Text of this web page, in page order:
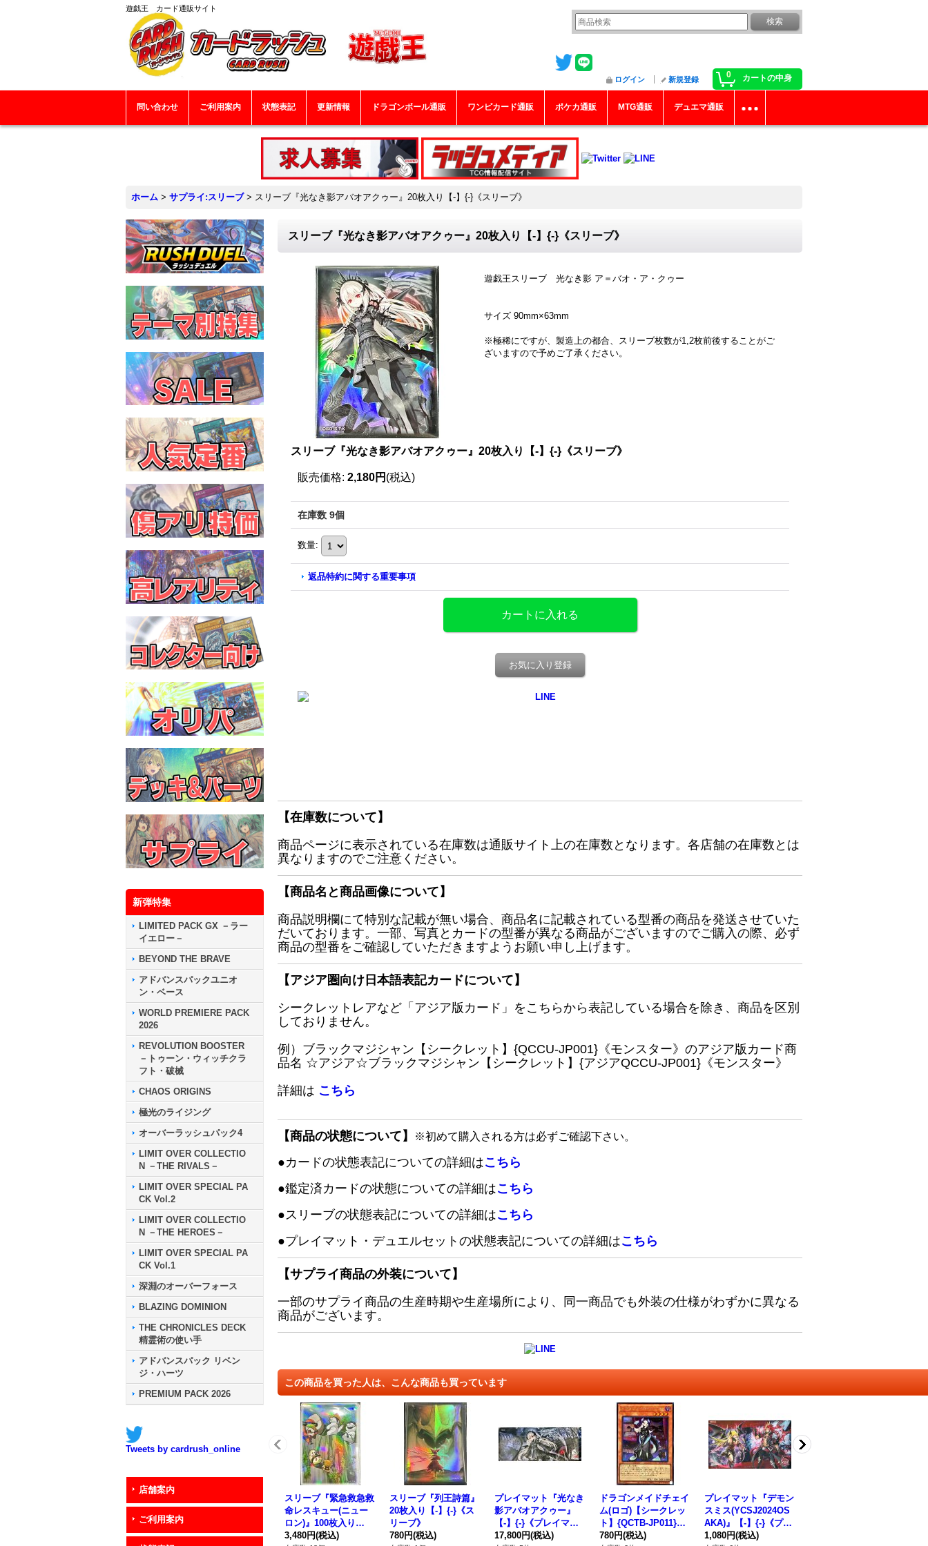
遊戯王 カード通販サイト
0 カートの中身
ログイン 新規登録
問い合わせ ご利用案内 状態表記 更新情報 ドラゴンボール通販 ワンピカード通販 ポケカ通販 MTG通販 デュエマ通販
ホーム > サプライ:スリーブ > スリーブ『光なき影アバオアクゥー』20枚入り【-】{-}《スリーブ》
新弾特集
LIMITED PACK GX －ラー
イエロー－
BEYOND THE BRAVE
アドバンスパックユニオ
ン・ベース
WORLD PREMIERE PACK
2026
REVOLUTION BOOSTER
－トゥーン・ウィッチクラ
フト・破械
CHAOS ORIGINS
極光のライジング
オーバーラッシュパック4
LIMIT OVER COLLECTIO
N －THE RIVALS－
LIMIT OVER SPECIAL PA
CK Vol.2
LIMIT OVER COLLECTIO
N －THE HEROES－
LIMIT OVER SPECIAL PA
CK Vol.1
深淵のオーバーフォース
BLAZING DOMINION
THE CHRONICLES DECK
精霊術の使い手
アドバンスパック リベン
ジ・ハーツ
PREMIUM PACK 2026
Tweets by cardrush_online
店舗案内
ご利用案内
スリーブ『光なき影アバオアクゥー』20枚入り【-】{-}《スリーブ》
遊戯王スリーブ 光なき影 ア＝バオ・ア・クゥー
サイズ 90mm×63mm
※極稀にですが、製造上の都合、スリーブ枚数が1,2枚前後することがご
ざいますので予めご了承ください。
スリーブ『光なき影アバオアクゥー』20枚入り【-】{-}《スリーブ》
販売価格: 2,180円 (税込)
在庫数 9個
数量:
返品特約に関する重要事項
お気に入り登録
【在庫数について】
商品ページに表示されている在庫数は通販サイト上の在庫数となります。各店舗の在庫数とは
異なりますのでご注意ください。
【商品名と商品画像について】
商品説明欄にて特別な記載が無い場合、商品名に記載されている型番の商品を発送させていた
だいております。一部、写真とカードの型番が異なる商品がございますのでご購入の際、必ず
商品の型番をご確認していただきますようお願い申し上げます。
【アジア圏向け日本語表記カードについて】
シークレットレアなど「アジア版カード」をこちらから表記している場合を除き、商品を区別
しておりません。
例）ブラックマジシャン【シークレット】{QCCU-JP001}《モンスター》のアジア版カード商
品名 ☆アジア☆ブラックマジシャン【シークレット】{アジアQCCU-JP001}《モンスター》
詳細は こちら
【商品の状態について】 ※初めて購入される方は必ずご確認下さい。
●カードの状態表記についての詳細はこちら
●鑑定済カードの状態についての詳細はこちら
●スリーブの状態表記についての詳細はこちら
●プレイマット・デュエルセットの状態表記についての詳細はこちら
【サプライ商品の外装について】
一部のサプライ商品の生産時期や生産場所により、同一商品でも外装の仕様がわずかに異なる
商品がございます。
この商品を買った人は、こんな商品も買っています
スリーブ『緊急救急救
命レスキュー(ニュー
ロン)』100枚入り
【-】{-}《スリーブ》
3,480円(税込)
スリーブ『列王詩篇』
20枚入り【-】{-}《ス
リーブ》
780円(税込)
プレイマット『光なき
影アバオアクゥー』
【-】{-}《プレイマッ
ト》
17,800円(税込)
ドラゴンメイドチェイ
ム(ロゴ)【シークレッ
ト】{QCTB-JP011}
《モンスター》
780円(税込)
プレイマット『デモン
スミス(YCSJ2024OS
AKA)』【-】{-}《プレ
イマット》
1,080円(税込)